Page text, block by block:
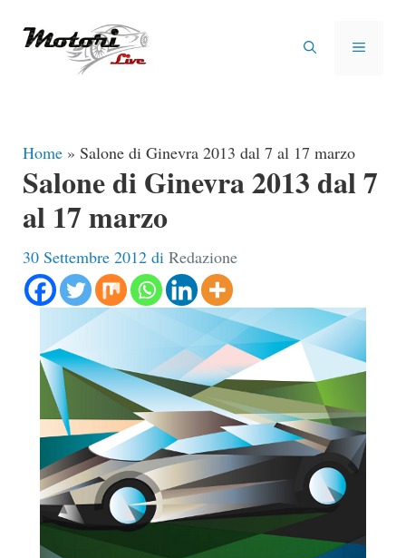
MENU
Home » Salone di Ginevra 2013 dal 7 al 17 marzo
Salone di Ginevra 2013 dal 7
al 17 marzo
30 Settembre 2012 di Redazione